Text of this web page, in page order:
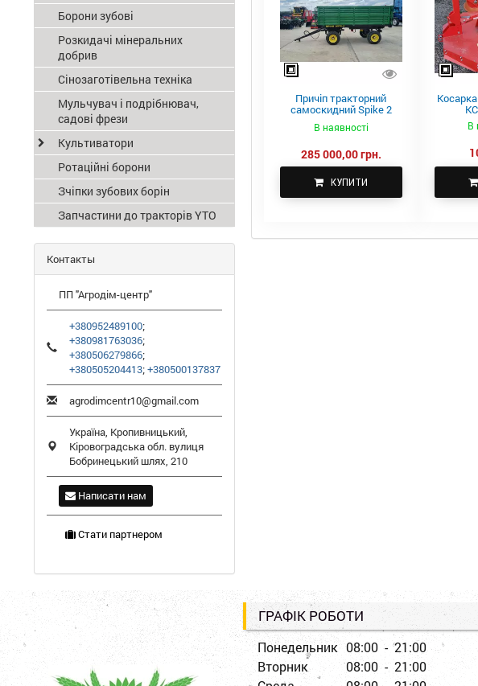
Причіп тракторний
самоскидний Spike 2
В наявності
285 000,00 грн.
КУПИТИ
В
Борони зубові
Розкидачі мінеральних
добрив
Сінозаготівельна техніка
Мульчувач і подрібнювач,
садові фрези
Культиватори
Ротаційні борони
Зчіпки зубових борін
Запчастини до тракторів YTO
Контакты
ПП "Агродім-центр"
+380952489100;
+380981763036;
+380506279866;
+380505204413;+380500137837
agrodimcentr10@gmail.com
Україна, Кропивницький,
Кіровоградська обл. вулиця
Бобринецький шлях, 210
Написати нам
Стати партнером
ГРАФІК РОБОТИ
Понедельник 08:00 - 21:00
Вторник
08:00 - 21:00